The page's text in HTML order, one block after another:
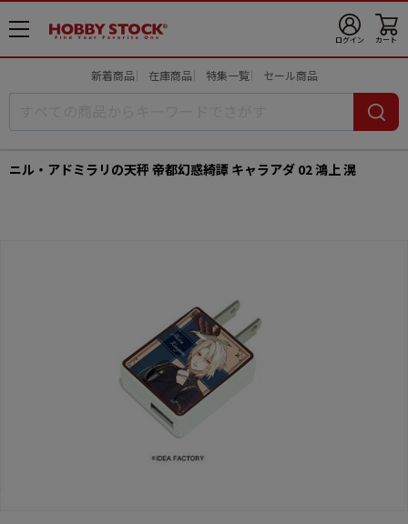
メ
ニ
ログイン カート
新着商品 在庫商品 特集一覧 セール商品
ニル・アドミラリの天秤 帝都幻惑綺譚 キャラアダ 02 鴻上 滉